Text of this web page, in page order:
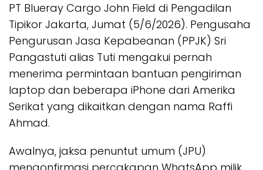
PT Blueray Cargo John Field di Pengadilan
Tipikor Jakarta, Jumat (5/6/2026). Pengusaha
Pengurusan Jasa Kepabeanan (PPJK) Sri
Pangastuti alias Tuti mengakui pernah
menerima permintaan bantuan pengiriman
laptop dan beberapa iPhone dari Amerika
Serikat yang dikaitkan dengan nama Raffi
Ahmad.
Awalnya, jaksa penuntut umum (JPU)